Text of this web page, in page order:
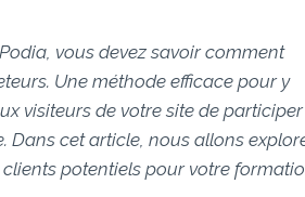
vous devez savoir comment
Une méthode efficace pour y
visiteurs de votre site de participer
Dans cet article, nous allons
potentiels pour votre